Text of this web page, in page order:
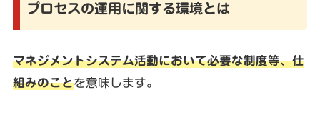
プロセスの運用に関する環境とは
マネジメントシステム活動において必要な制度等、仕
組みのことを意味します。